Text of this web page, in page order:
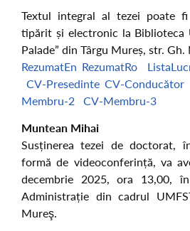
Textul integral al tezei poate
tipărit și electronic la Biblioteca
Palade” din Târgu Mureș, str.
RezumatEn RezumatRo
CV-Presedinte CV-Conducător
Membru-2 CV-Membru-3
Muntean Mihai
Susținerea tezei de doctorat,
formă de videoconferință, va
decembrie 2025, ora 13,00,
Administrație din cadrul
Mureş.